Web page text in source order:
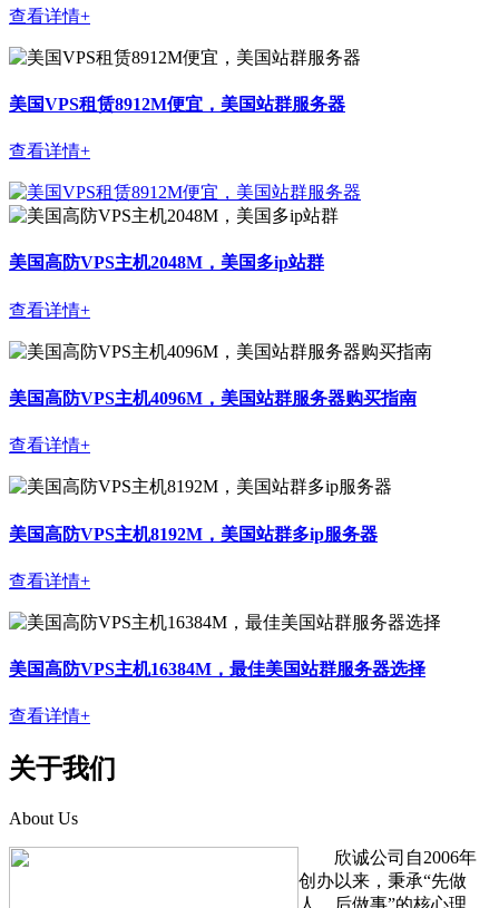
查看详情+
美国VPS租赁8912M便宜，美国站群服务器
查看详情+
美国高防VPS主机2048M，美国多ip站群
查看详情+
美国高防VPS主机4096M，美国站群服务器购买指南
查看详情+
美国高防VPS主机8192M，美国站群多ip服务器
查看详情+
美国高防VPS主机16384M，最佳美国站群服务器选择
查看详情+
关于我们
About Us
欣诚公司自2006年
创办以来，秉承“先做